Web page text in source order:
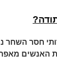
חסר השחר
האנשים